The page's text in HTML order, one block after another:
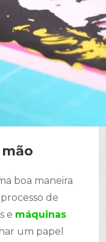
boa maneira
de
e máquinas
um papel